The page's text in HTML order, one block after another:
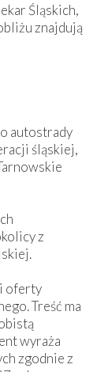
Śląskich,
znajdują
autostrady
śląskiej,
z
oferty
Treść ma
wyraża
zgodnie z